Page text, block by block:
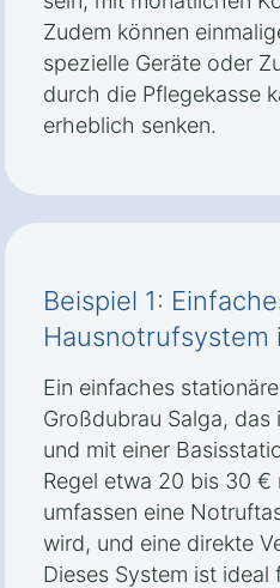
Zudem können
spezielle Geräte oder
durch die Pflegekasse
erheblich senken.
Beispiel 1:
Hausnotrufsystem
Ein einfaches
Großdubrau Salga,
und mit einer
Regel etwa 20 bis 30 €
umfassen eine
wird, und eine direkte
Dieses System ist